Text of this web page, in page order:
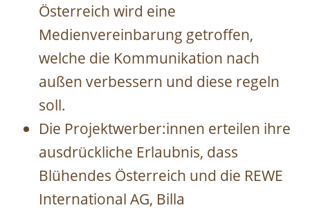
Österreich wird eine
Medienvereinbarung getroffen,
welche die Kommunikation nach
außen verbessern und diese regeln
soll.
Die Projektwerber:innen erteilen ihre
ausdrückliche Erlaubnis, dass
Blühendes Österreich und die REWE
International AG, Billa